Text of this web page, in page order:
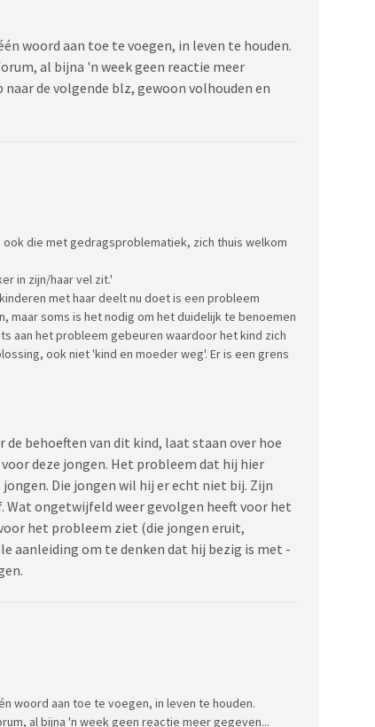
woord aan toe te voegen, in leven te houden.
al bijna 'n week geen reactie meer
de volgende blz, gewoon volhouden en
die met gedragsproblematiek, zich thuis welkom
in zijn/haar vel zit.'
met haar deelt nu doet is een probleem
soms is het nodig om het duidelijk te benoemen
aan het probleem gebeuren waardoor het kind zich
ook niet 'kind en moeder weg'. Er is een grens
behoeften van dit kind, laat staan over hoe
deze jongen. Het probleem dat hij hier
Die jongen wil hij er echt niet bij. Zijn
ongetwijfeld weer gevolgen heeft voor het
het probleem ziet (die jongen eruit,
aanleiding om te denken dat hij bezig is met -
woord aan toe te voegen, in leven te houden.
al bijna 'n week geen reactie meer gegeven...